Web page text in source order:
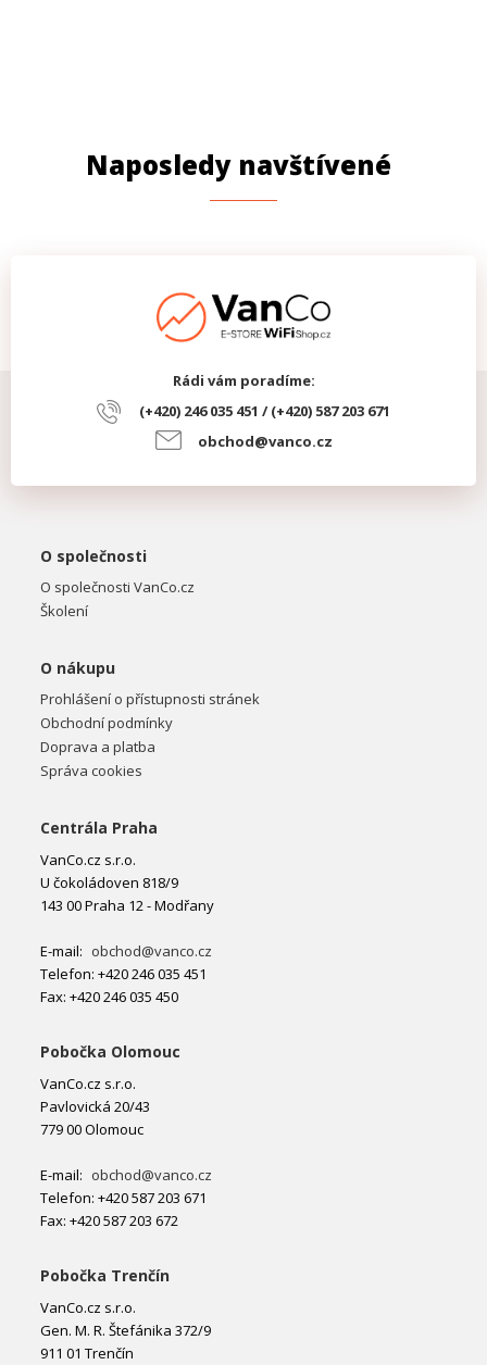
Naposledy navštívené
Rádi vám poradíme:
(+420) 246 035 451 / (+420) 587 203 671
obchod@vanco.cz
O společnosti
O společnosti VanCo.cz
Školení
O nákupu
Prohlášení o přístupnosti stránek
Obchodní podmínky
Doprava a platba
Správa cookies
Centrála Praha
VanCo.cz s.r.o.
U čokoládoven 818/9
143 00 Praha 12 - Modřany
E-mail: obchod@vanco.cz
Telefon: +420 246 035 451
Fax: +420 246 035 450
Pobočka Olomouc
VanCo.cz s.r.o.
Pavlovická 20/43
779 00 Olomouc
E-mail: obchod@vanco.cz
Telefon: +420 587 203 671
Fax: +420 587 203 672
Pobočka Trenčín
VanCo.cz s.r.o.
Gen. M. R. Štefánika 372/9
911 01 Trenčín